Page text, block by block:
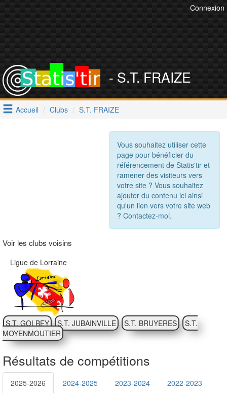
Connexion
- S.T. FRAIZE
Accueil Clubs S.T. FRAIZE
Vous souhaitez utiliser cette
page pour bénéficier du
référencement de Statis'tir et
ramener des visiteurs vers
votre site ? Vous souhaitez
ajouter du contenu ici ainsi
qu'un lien vers votre site web
? Contactez-moi.
Voir les clubs voisins
Ligue de Lorraine
S.T. GOLBEY S.T. JUBAINVILLE S.T. BRUYERES
S.T.
MOYENMOUTIER
Résultats de compétitions
2025-2026 2024-2025 2023-2024 2022-2023